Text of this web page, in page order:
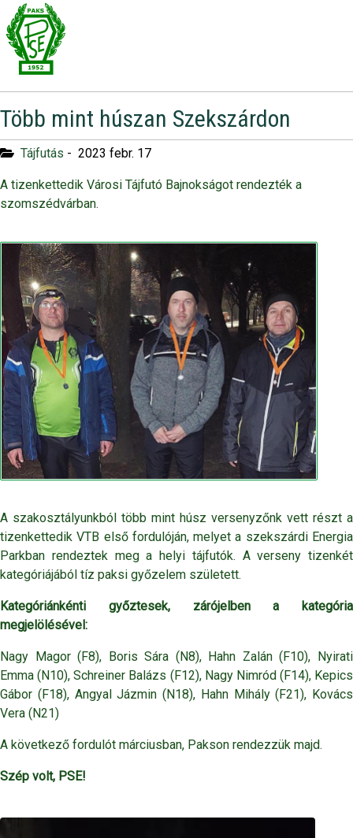
Több mint húszan Szekszárdon
Tájfutás - 2023 febr. 17
A tizenkettedik Városi Tájfutó Bajnokságot rendezték a
szomszédvárban.
A szakosztályunkból több mint húsz versenyzőnk vett részt a
tizenkettedik VTB első fordulóján, melyet a szekszárdi Energia
Parkban rendeztek meg a helyi tájfutók. A verseny tizenkét
kategóriájából tíz paksi győzelem született.
Kategóriánkénti győztesek, zárójelben a kategória
megjelölésével:
Nagy Magor (F8), Boris Sára (N8), Hahn Zalán (F10), Nyirati
Emma (N10), Schreiner Balázs (F12), Nagy Nimród (F14), Kepics
Gábor (F18), Angyal Jázmin (N18), Hahn Mihály (F21), Kovács
Vera (N21)
A következő fordulót márciusban, Pakson rendezzük majd.
Szép volt, PSE!